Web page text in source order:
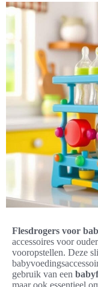
Flesdrogers voor
accessoires voor
vooropstellen. Deze
gebruik van een